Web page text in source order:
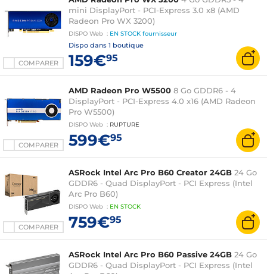
COMPARER
mini DisplayPort - PCI-Express 3.0 x8 (AMD
Radeon Pro WX 3200)
DISPO Web : EN STOCK fournisseur
Dispo dans 1 boutique
159€95
COMPARER
AMD Radeon Pro W5500 8 Go GDDR6 - 4
DisplayPort - PCI-Express 4.0 x16 (AMD Radeon
Pro W5500)
DISPO Web : RUPTURE
599€95
COMPARER
ASRock Intel Arc Pro B60 Creator 24GB 24 Go
GDDR6 - Quad DisplayPort - PCI Express (Intel
Arc Pro B60)
DISPO Web : EN STOCK
759€95
ASRock Intel Arc Pro B60 Passive 24GB 24 Go
GDDR6 - Quad DisplayPort - PCI Express (Intel